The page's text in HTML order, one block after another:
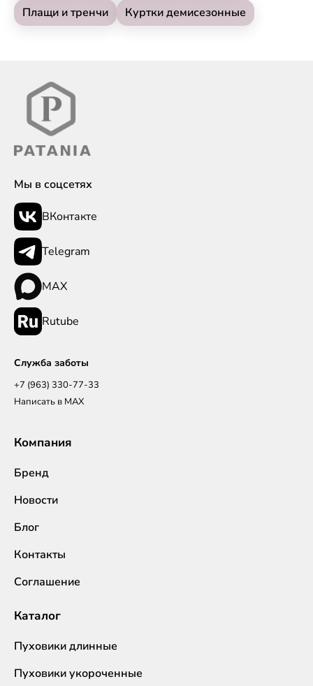
Плащи и тренчи
Куртки демисезонные
Мы в соцсетях
ВКонтакте
Telegram
MAX
Rutube
Служба заботы
+7 (963) 330-77-33
Написать в MAX
Компания
Бренд
Новости
Блог
Контакты
Соглашение
Каталог
Пуховики длинные
Пуховики укороченные